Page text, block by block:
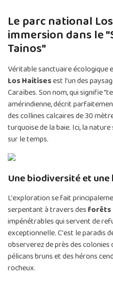
Le parc national
immersion dans le
Tainos"
Véritable sanctuaire écologique
Los Haitisesest l'un des
Caraïbes. Son nom, qui signifie
amérindienne, décrit
des collines calcaires de 30
turquoise de la baie. Ici, la
sur le temps.
Une biodiversité et
L'exploration se fait
serpentant à travers des forêts
impénétrables qui servent de
exceptionnelle. C'est le paradis
observerez de près des colonies
pélicans bruns et des hérons
rocheux.